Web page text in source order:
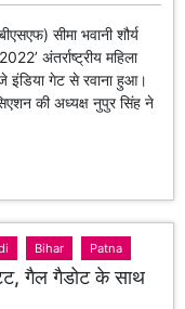
सीमा भवानी शौर्य
अंतर्राष्ट्रीय महिला
इंडिया गेट से रवाना हुआ।
की अध्यक्ष नुपुर सिंह ने
Bihar Patna
गैल गैडोट के साथ